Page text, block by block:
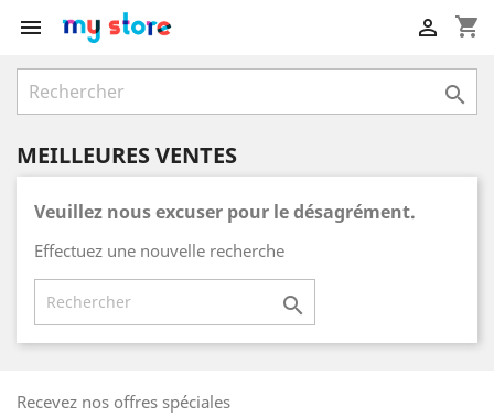
 shopping_cart


MEILLEURES VENTES
Veuillez nous excuser pour le désagrément.
Effectuez une nouvelle recherche

Recevez nos offres spéciales